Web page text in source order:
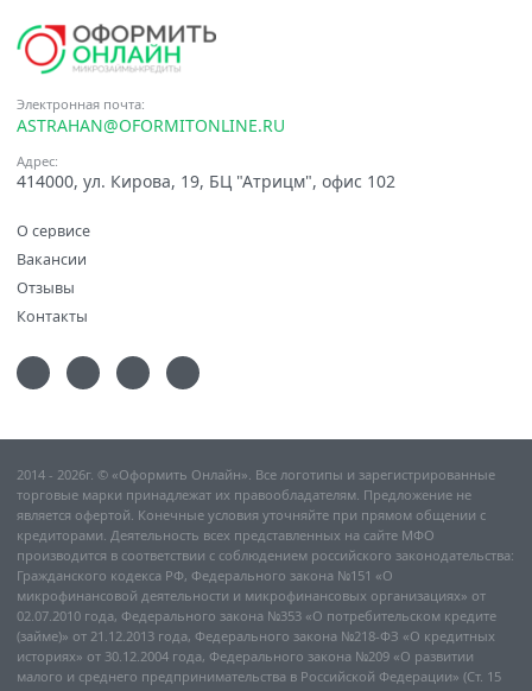
Электронная почта:
ASTRAHAN@OFORMITONLINE.RU
Адрес:
414000, ул. Кирова, 19, БЦ "Атрицм", офис 102
О сервисе
Вакансии
Отзывы
Контакты
2014 - 2026г. © «Оформить Онлайн». Все логотипы и зарегистрированные
торговые марки принадлежат их правообладателям. Предложение не
является офертой. Конечные условия уточняйте при прямом общении с
кредиторами. Деятельность всех представленных на сайте МФО
производится в соответствии с соблюдением российского законодательства:
Гражданского кодекса РФ, Федерального закона №151 «О
микрофинансовой деятельности и микрофинансовых организациях» от
02.07.2010 года, Федерального закона №353 «О потребительском кредите
(займе)» от 21.12.2013 года, Федерального закона №218-ФЗ «О кредитных
историях» от 30.12.2004 года, Федерального закона №209 «О развитии
малого и среднего предпринимательства в Российской Федерации» (Ст. 15